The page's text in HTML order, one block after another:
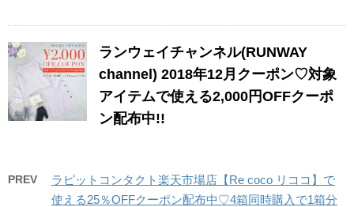
ランウェイチャンネル(RUNWAY
channel) 2018年12月クーポン♡対象
アイテムで使える2,000円OFFクーポ
ン配布中!!
PREV
ラピットコンタクト楽天市場店【Re coco リココ】で
使える25％OFFクーポン配布中♡4箱同時購入で1箱分